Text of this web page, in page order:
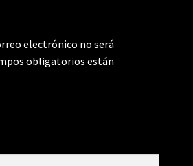
electrónico no será
obligatorios están